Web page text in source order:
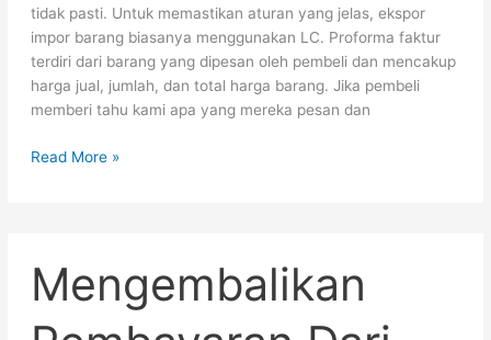
tidak pasti. Untuk memastikan aturan yang jelas, ekspor
impor barang biasanya menggunakan LC. Proforma faktur
terdiri dari barang yang dipesan oleh pembeli dan mencakup
harga jual, jumlah, dan total harga barang. Jika pembeli
memberi tahu kami apa yang mereka pesan dan
Read More »
Mengembalikan
Pembayaran
Dari